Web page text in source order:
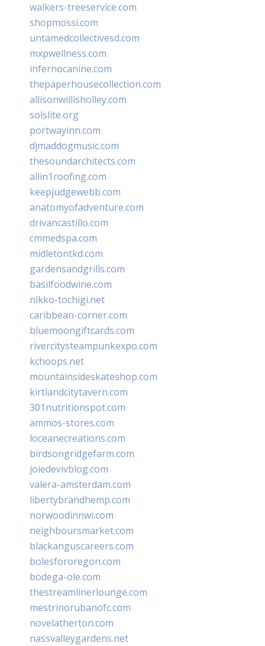
walkers-treeservice.com
shopmossi.com
untamedcollectivesd.com
mxpwellness.com
infernocanine.com
thepaperhousecollection.com
allisonwillisholley.com
solslite.org
portwayinn.com
djmaddogmusic.com
thesoundarchitects.com
allin1roofing.com
keepjudgewebb.com
anatomyofadventure.com
drivancastillo.com
cmmedspa.com
midletontkd.com
gardensandgrills.com
basilfoodwine.com
nikko-tochigi.net
caribbean-corner.com
bluemoongiftcards.com
rivercitysteampunkexpo.com
kchoops.net
mountainsideskateshop.com
kirtlandcitytavern.com
301nutritionspot.com
ammos-stores.com
loceanecreations.com
birdsongridgefarm.com
joiedevivblog.com
valera-amsterdam.com
libertybrandhemp.com
norwoodinnwi.com
neighboursmarket.com
blackanguscareers.com
bolesfororegon.com
bodega-ole.com
thestreamlinerlounge.com
mestrinorubanofc.com
novelatherton.com
nassvalleygardens.net